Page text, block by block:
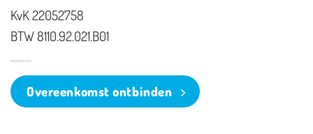
KvK 22052758
BTW 8110.92.021.B01
Overeenkomst ontbinden